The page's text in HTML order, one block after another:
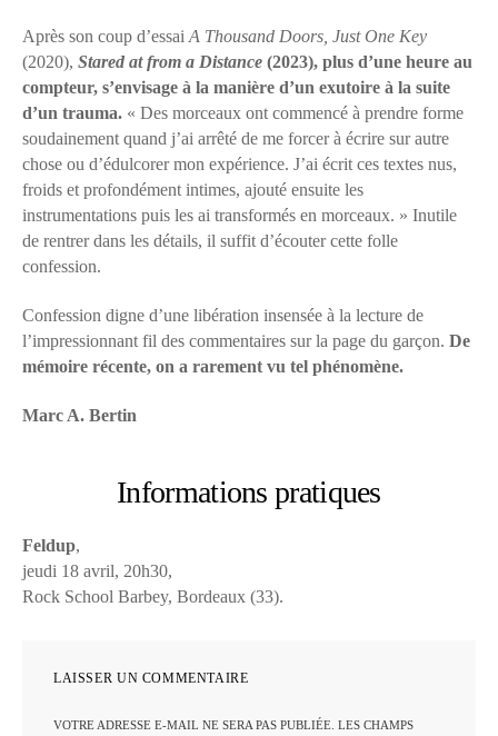
Après son coup d’essai A Thousand Doors, Just One Key
(2020), Stared at from a Distance (2023), plus d’une heure au
compteur, s’envisage à la manière d’un exutoire à la suite
d’un trauma. « Des morceaux ont commencé à prendre forme
soudainement quand j’ai arrêté de me forcer à écrire sur autre
chose ou d’édulcorer mon expérience. J’ai écrit ces textes nus,
froids et profondément intimes, ajouté ensuite les
instrumentations puis les ai transformés en morceaux. » Inutile
de rentrer dans les détails, il suffit d’écouter cette folle
confession.
Confession digne d’une libération insensée à la lecture de
l’impressionnant fil des commentaires sur la page du garçon. De
mémoire récente, on a rarement vu tel phénomène.
Marc A. Bertin
Informations pratiques
Feldup,
jeudi 18 avril, 20h30,
Rock School Barbey, Bordeaux (33).
LAISSER UN COMMENTAIRE
VOTRE ADRESSE E-MAIL NE SERA PAS PUBLIÉE. LES CHAMPS